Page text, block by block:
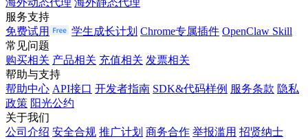
海外动态代理 海外静态代理
服务支持
免费试用
学生成长计划 Chrome专属插件 OpenClaw Skill
常见问题
购买相关 产品相关 充值相关 发票相关
帮助与支持
帮助中心 API接口 开发者指南 SDK&代码样例 服务条款 隐私
政策 阳光公约
关于我们
公司介绍 安全合规 推广计划 商务合作 举报滥用 招贤纳士